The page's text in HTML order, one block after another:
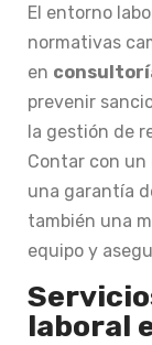
El entorno
normativas
en
prevenir
la gestión de
Contar con un
una garantía
también una
equipo y
laboral